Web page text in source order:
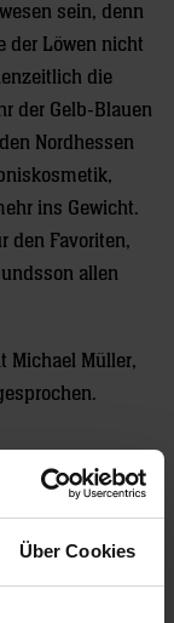
Über Cookies
sein, denn
der Löwen nicht
die
der Gelb-Blauen
Nordhessen
ins Gewicht.
den Favoriten,
allen
Michael Müller,